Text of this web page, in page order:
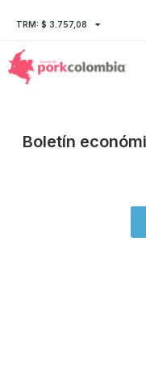
TRM: $ 3.757,08
Boletín